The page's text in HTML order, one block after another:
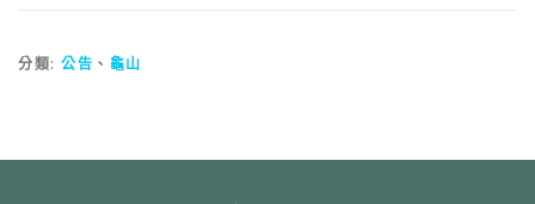
分類: 公告 、 龜山